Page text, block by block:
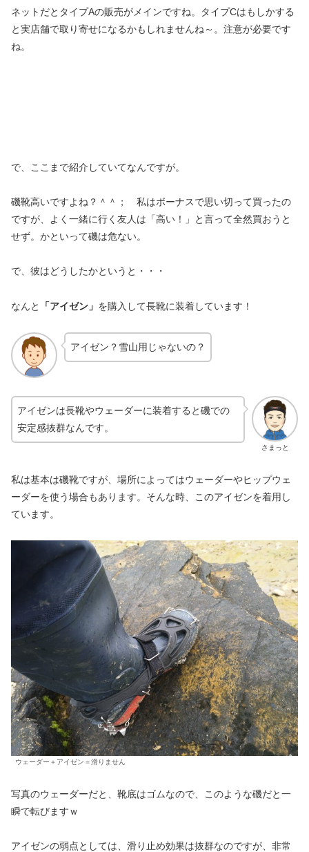
ネットだとタイプAの販売がメインですね。タイプCはもしかする
と実店舗で取り寄せになるかもしれませんね～。注意が必要です
ね。
で、ここまで紹介していてなんですが。
磯靴高いですよね？＾＾； 私はボーナスで思い切って買ったの
ですが、よく一緒に行く友人は「高い！」と言って全然買おうと
せず。かといって磯は危ない。
で、彼はどうしたかというと・・・
なんと 「アイゼン」 を購入して長靴に装着しています！
アイゼン？雪山用じゃないの？
さまっと
アイゼンは長靴やウェーダーに装着すると磯での
安定感抜群なんです。
私は基本は磯靴ですが、場所によってはウェーダーやヒップウェ
ーダーを使う場合もあります。そんな時、このアイゼンを着用し
ています。
ウェーダー＋アイゼン＝滑りません
写真のウェーダーだと、靴底はゴムなので、このような磯だと一
瞬で転びますｗ
アイゼンの弱点としては、滑り止め効果は抜群なのですが、非常